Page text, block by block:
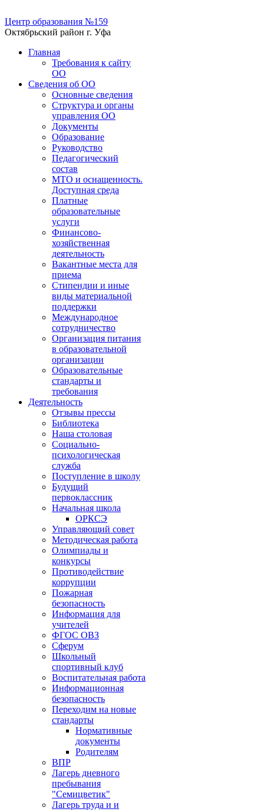
Центр образования №159
Октябрьский район г. Уфа
Главная
Требования к сайту
ОО
Сведения об ОО
Основные сведения
Структура и органы
управления ОО
Документы
Образование
Руководство
Педагогический
состав
МТО и оснащенность.
Доступная среда
Платные
образовательные
услуги
Финансово-
хозяйственная
деятельность
Вакантные места для
приема
Стипендии и иные
виды материальной
поддержки
Международное
сотрудничество
Организация питания
в образовательной
организации
Образовательные
стандарты и
требования
Деятельность
Отзывы прессы
Библиотека
Наша столовая
Социально-
психологическая
служба
Поступление в школу
Будущий
первоклассник
Начальная школа
ОРКСЭ
Управляющий совет
Методическая работа
Олимпиады и
конкурсы
Противодействие
коррупции
Пожарная
безопасность
Информация для
учителей
ФГОС ОВЗ
Сферум
Школьный
спортивный клуб
Воспитательная работа
Информационная
безопасность
Переходим на новые
стандарты
Нормативные
документы
Родителям
ВПР
Лагерь дневного
пребывания
"Семицветик"
Лагерь труда и и